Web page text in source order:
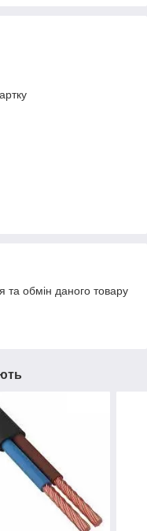
обмін даного товару